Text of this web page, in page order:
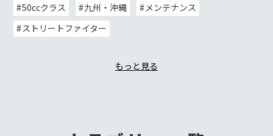
50ccクラス
九州・沖縄
メンテナンス
ストリートファイター
もっと見る